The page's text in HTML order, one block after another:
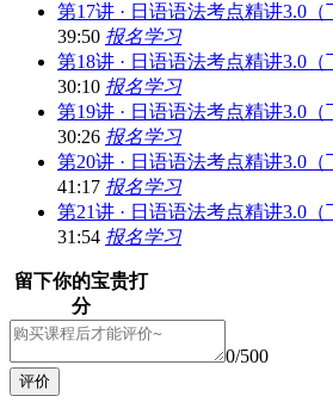
第17讲 · 日语语法考点精讲3.0
39:50 报名学习
第18讲 · 日语语法考点精讲3.0
30:10 报名学习
第19讲 · 日语语法考点精讲3.0
30:26 报名学习
第20讲 · 日语语法考点精讲3.0（
41:17 报名学习
第21讲 · 日语语法考点精讲3.0（
31:54 报名学习
留下你的宝贵打
分
0/500